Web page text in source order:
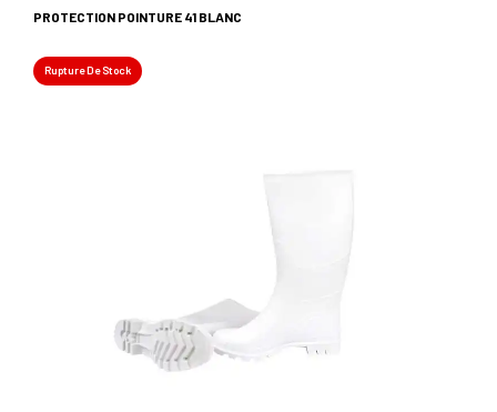
PROTECTION POINTURE 41 BLANC
Rupture De Stock